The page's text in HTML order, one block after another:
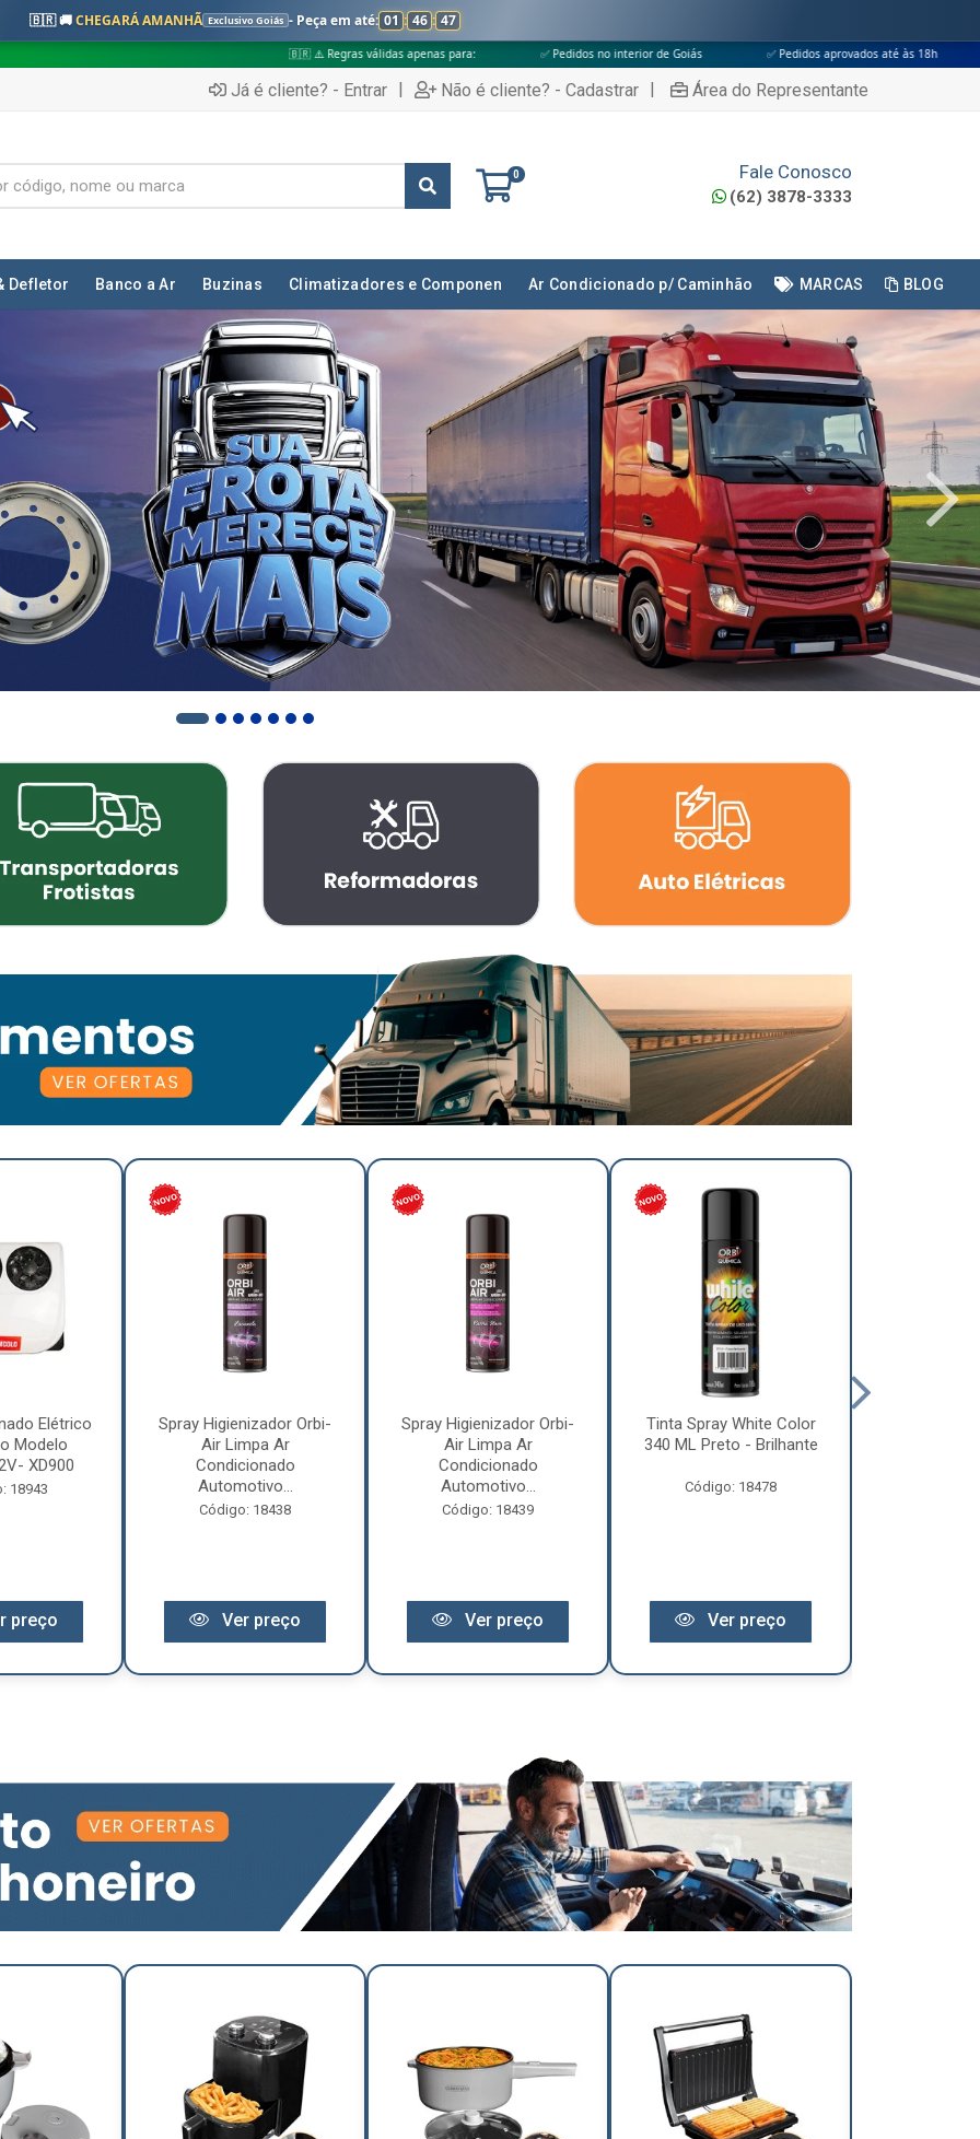
🇧🇷 🚚CHEGARÁ AMANHÃ Exclusivo Goiás - Peça em até: 01 : 46 : 45
✅ Pedidos no interior de Goiás ✅ Pedidos aprovados até às 18h ✅ Apenas transportadoras
Já é cliente? - Entrar | Não é cliente? - Cadastrar | Área do Representante
0 Fale Conosco
(62) 3878-3333
Defletor Banco a Ar Buzinas Climatizadores e Componen Ar Condicionado p/ Caminhão MARCAS BLOG
Elétrico
Modelo
XD900
18943
preço
Spray Higienizador Orbi-
Air Limpa Ar
Condicionado
Automotivo...
Código: 18438
Ver preço
Spray Higienizador Orbi-
Air Limpa Ar
Condicionado
Automotivo...
Código: 18439
Ver preço
Tinta Spray White Color
340 ML Preto - Brilhante
Código: 18478
Ver preço